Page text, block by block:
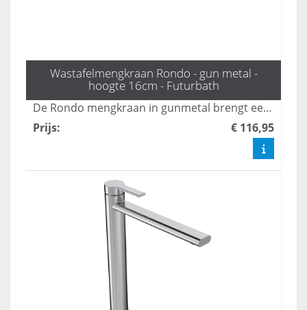
Wastafelmengkraan Rondo - gun metal -
hoogte 16cm - Futurbath
De Rondo mengkraan in gunmetal brengt een vleugje industriële chic naar uw badkamer en is 16 cm hoog. Deze kraan verenigt een stijlvolle uitstraling met praktische functionaliteit, waardoor hij een perfecte aanvulling is voor elke moderne badkamer. Upgrade uw ruimte met deze unieke, designgerichte oplossing.
Prijs: € 116,95